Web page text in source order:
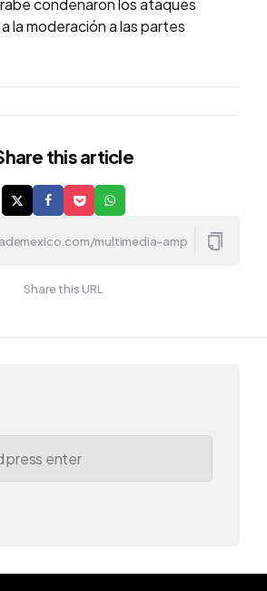
condenaron los ataques
la moderación a las partes
this article
Share this URL